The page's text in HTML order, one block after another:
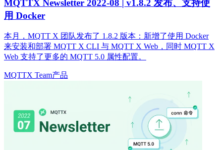
MQTTX Newsletter 2022-08 | v1.8.2 发布、支持使
用 Docker
本月，MQTT X 团队发布了 1.8.2 版本：新增了使用 Docker
来安装和部署 MQTT X CLI 与 MQTT X Web，同时 MQTT X
Web 支持了更多的 MQTT 5.0 属性配置。
MQTTX Team产品